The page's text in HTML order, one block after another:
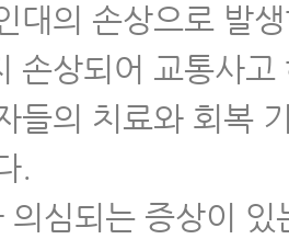
대의 손상으로 발
손상되어 교통사고
들의 치료와 회복
.
의심되는 증상이 있